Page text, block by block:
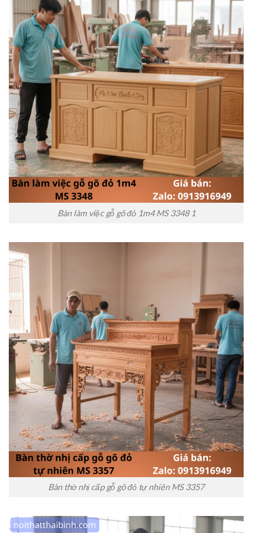
Bàn làm việc gỗ gõ đỏ 1m4 MS 3348 1
Bàn thờ nhị cấp gỗ gõ đỏ tự nhiên MS 3357